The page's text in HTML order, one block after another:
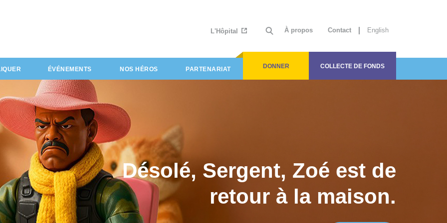
À propos Contact English
L'Hôpital
DONNER COLLECTE DE FONDS
ÉVÉNEMENTS NOS HÉROS PARTENARIAT
Désolé, Sergent, Zoé est de
retour à la maison.